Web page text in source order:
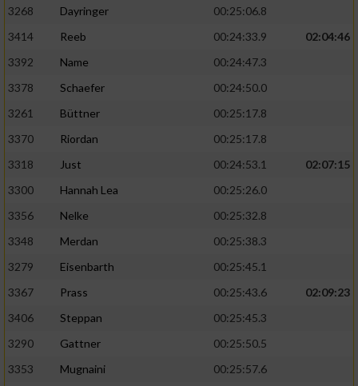
3268
Dayringer
00:25:06.8
3414
Reeb 00:24:33.9
02:04:46
3392
Name
00:24:47.3
3378
Schaefer
00:24:50.0
3261
Büttner
00:25:17.8
3370
Riordan
00:25:17.8
3318
Just 00:24:53.1
02:07:15
3300
Hannah Lea
00:25:26.0
3356
Nelke
00:25:32.8
3348
Merdan
00:25:38.3
3279
Eisenbarth
00:25:45.1
3367
Prass 00:25:43.6
02:09:23
3406
Steppan
00:25:45.3
3290
Gattner
00:25:50.5
3353
Mugnaini
00:25:57.6